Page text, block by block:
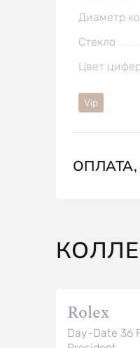
Диаметр
Стекло
Цвет
Vip
Rolex
Day-Date 36